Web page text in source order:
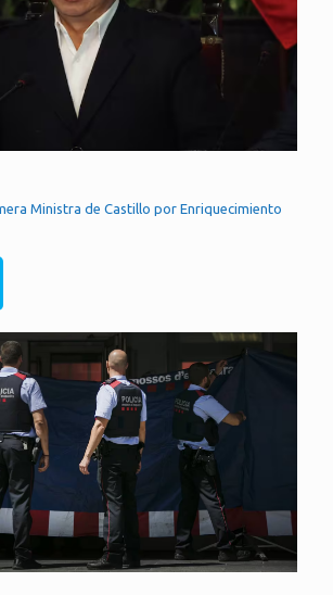
Ministra de Castillo por Enriquecimiento